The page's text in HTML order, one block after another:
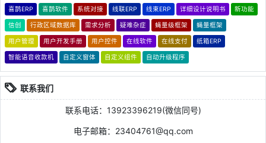
喜鹊ERP 喜鹊软件 系统对接 线联ERP 线束ERP 详细设计说明书 新功能
信创 行政区域数据库 需求分析 疑难杂症 蝇量级框架 蝇量框架
用户管理 用户开发手册 用户控件 在线软件 在线支付 纸箱ERP
智能语音收款机 自定义窗体 自定义组件 自动升级程序
联系我们
联系电话：13923396219(微信同号)
电子邮箱：23404761@qq.com